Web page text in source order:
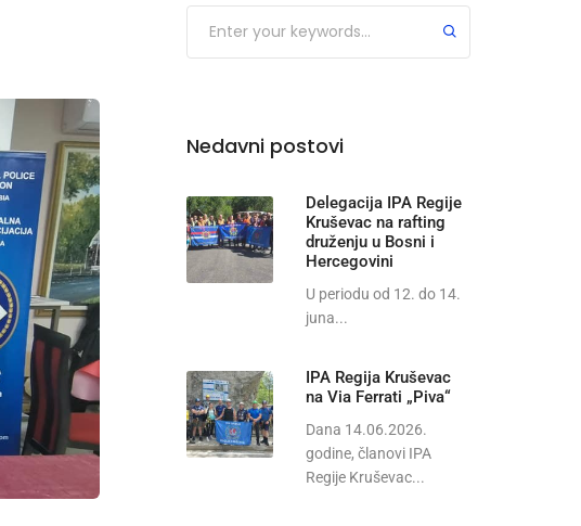
Nedavni postovi
Delegacija IPA Regije
Kruševac na rafting
druženju u Bosni i
Hercegovini
U periodu od 12. do 14.
juna...
IPA Regija Kruševac
na Via Ferrati „Piva“
Dana 14.06.2026.
godine, članovi IPA
Regije Kruševac...